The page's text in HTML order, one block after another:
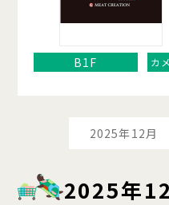
B1F カ
2025年12月
2025年